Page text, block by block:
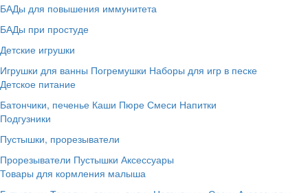
БАДы для повышения иммунитета
БАДы при простуде
Детские игрушки
Игрушки для ванны Погремушки Наборы для игр в песке
Детское питание
Батончики, печенье Каши Пюре Смеси Напитки
Подгузники
Пустышки, прорезыватели
Прорезыватели Пустышки Аксессуары
Товары для кормления малыша